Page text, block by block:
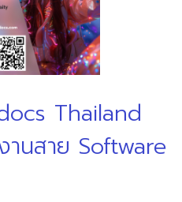
Thailand
นสาย Software